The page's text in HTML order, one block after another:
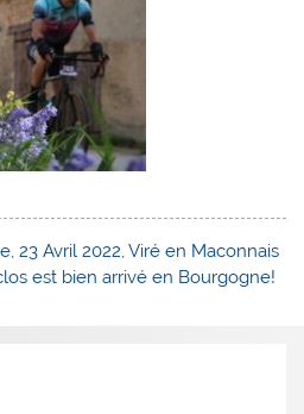
23 Avril 2022, Viré en Maconnais
est bien arrivé en Bourgogne!